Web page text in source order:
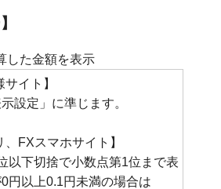
した金額を表示
サイト】
示設定」に準じます。
、FXスマホサイト】
以下切捨で小数点第1位まで表
円以上0.1円未満の場合は